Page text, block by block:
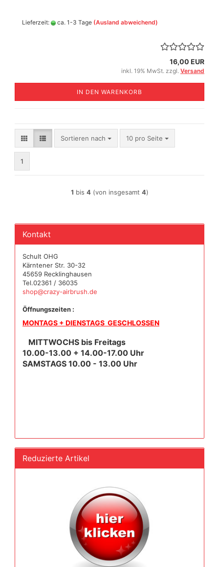
Lieferzeit: ca. 1-3 Tage (Ausland abweichend)
16,00 EUR
inkl. 19% MwSt. zzgl. Versand
IN DEN WARENKORB
Sortieren nach
Sortieren nach 10 pro Seite
pro Seite
1
1 bis 4(von insgesamt 4)
Kontakt
Schult OHG
Kärntener Str. 30-32
45659 Recklinghausen
Tel.02361 / 36035
shop@crazy-airbrush.de
Öffnungszeiten :
MONTAGS + DIENSTAGS GESCHLOSSEN
MITTWOCHS bis Freitags
10.00-13.00 + 14.00-17.00 Uhr
SAMSTAGS 10.00 - 13.00 Uhr
Reduzierte Artikel